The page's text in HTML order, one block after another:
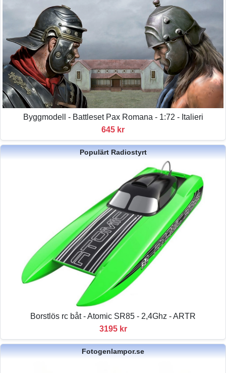
Byggmodell - Battleset Pax Romana - 1:72 - Italieri
645 kr
Populärt Radiostyrt
Borstlös rc båt - Atomic SR85 - 2,4Ghz - ARTR
3195 kr
Fotogenlampor.se